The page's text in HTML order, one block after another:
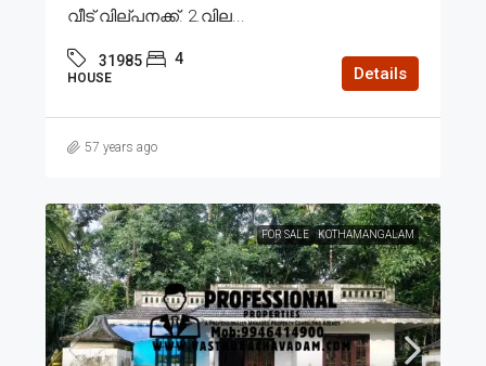
വീട് വില്പനക്ക്. 2.വില...
31985 4
HOUSE Details
57 years ago
FOR SALE KOTHAMANGALAM